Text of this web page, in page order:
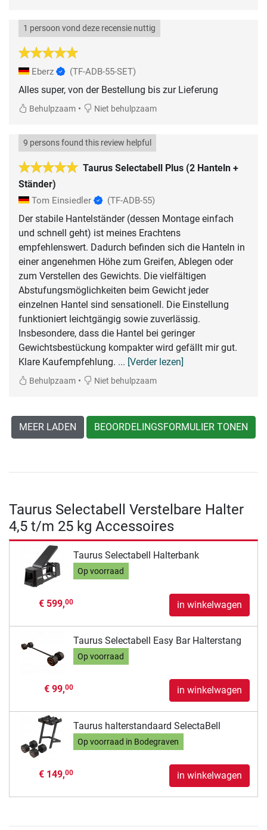
1 persoon vond deze recensie nuttig
Eberz (TF-ADB-55-SET)
Alles super, von der Bestellung bis zur Lieferung
Behulpzaam • Niet behulpzaam
Taurus Selectabell Plus (2 Hanteln +
Ständer)
9 persons found this review helpful
Tom Einsiedler (TF-ADB-55)
Der stabile Hantelständer (dessen Montage einfach
und schnell geht) ist meines Erachtens
empfehlenswert. Dadurch befinden sich die Hanteln in
einer angenehmen Höhe zum Greifen, Ablegen oder
zum Verstellen des Gewichts. Die vielfältigen
Abstufungsmöglichkeiten beim Gewicht jeder
einzelnen Hantel sind sensationell. Die Einstellung
funktioniert leichtgängig sowie zuverlässig.
Insbesondere, dass die Hantel bei geringer
Gewichtsbestückung kompakter wird gefällt mir gut.
Klare Kaufempfehlung. ... [Verder lezen]
Behulpzaam • Niet behulpzaam
MEER LADEN BEOORDELINGSFORMULIER TONEN
Taurus Selectabell Verstelbare Halter
4,5 t/m 25 kg Accessoires
Taurus Selectabell Halterbank
Op voorraad
€ 599,00 in winkelwagen
Taurus Selectabell Easy Bar Halterstang
Op voorraad
€ 99,00 in winkelwagen
Taurus halterstandaard SelectaBell
Op voorraad in Bodegraven
€ 149,00 in winkelwagen